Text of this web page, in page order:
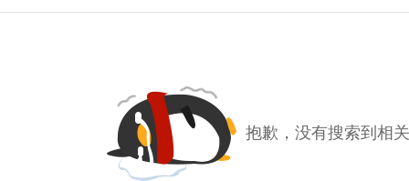
抱歉，没有搜索到相